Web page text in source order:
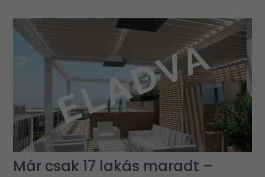
Már csak 17 lakás maradt –